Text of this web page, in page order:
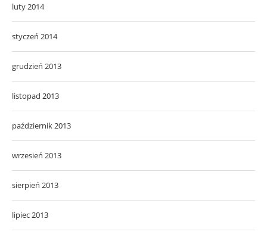
luty 2014
styczeń 2014
grudzień 2013
listopad 2013
październik 2013
wrzesień 2013
sierpień 2013
lipiec 2013